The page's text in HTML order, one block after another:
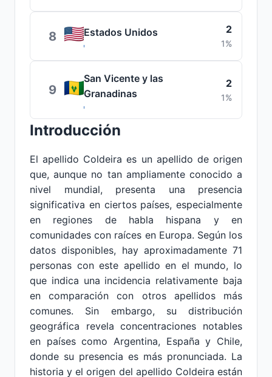
8 Estados Unidos 2
1%
9
San Vicente y las
Granadinas
2
1%
Introducción
El apellido Coldeira es un apellido de origen
que, aunque no tan ampliamente conocido a
nivel mundial, presenta una presencia
significativa en ciertos países, especialmente
en regiones de habla hispana y en
comunidades con raíces en Europa. Según los
datos disponibles, hay aproximadamente 71
personas con este apellido en el mundo, lo
que indica una incidencia relativamente baja
en comparación con otros apellidos más
comunes. Sin embargo, su distribución
geográfica revela concentraciones notables
en países como Argentina, España y Chile,
donde su presencia es más pronunciada. La
historia y el origen del apellido Coldeira están